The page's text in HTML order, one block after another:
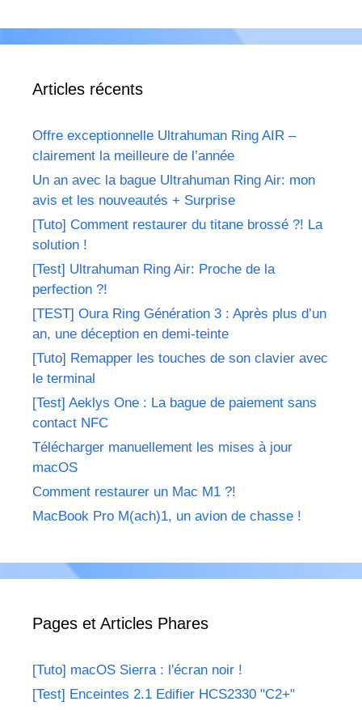
Articles récents
Offre exceptionnelle Ultrahuman Ring AIR –
clairement la meilleure de l’année
Un an avec la bague Ultrahuman Ring Air: mon
avis et les nouveautés + Surprise
[Tuto] Comment restaurer du titane brossé ?! La
solution !
[Test] Ultrahuman Ring Air: Proche de la
perfection ?!
[TEST] Oura Ring Génération 3 : Après plus d’un
an, une déception en demi-teinte
[Tuto] Remapper les touches de son clavier avec
le terminal
[Test] Aeklys One : La bague de paiement sans
contact NFC
Télécharger manuellement les mises à jour
macOS
Comment restaurer un Mac M1 ?!
MacBook Pro M(ach)1, un avion de chasse !
Pages et Articles Phares
[Tuto] macOS Sierra : l'écran noir !
[Test] Enceintes 2.1 Edifier HCS2330 "C2+"